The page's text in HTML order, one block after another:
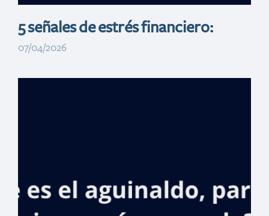
5 señales de estrés financiero:
07/04/2026
financiamiento